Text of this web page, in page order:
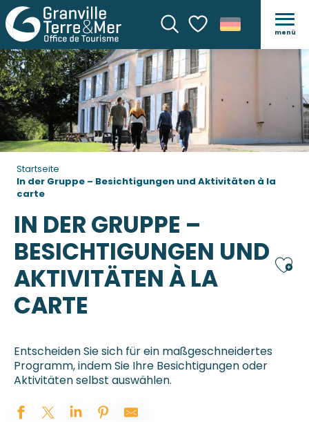
SucheVoir les favoris
menü
Startseite
In der Gruppe – Besichtigungen und Aktivitäten à la
carte
IN DER GRUPPE –
BESICHTIGUNGEN UND
AKTIVITÄTEN À LA
CARTE
Entscheiden Sie sich für ein maßgeschneidertes
Programm, indem Sie Ihre Besichtigungen oder
Aktivitäten selbst auswählen.